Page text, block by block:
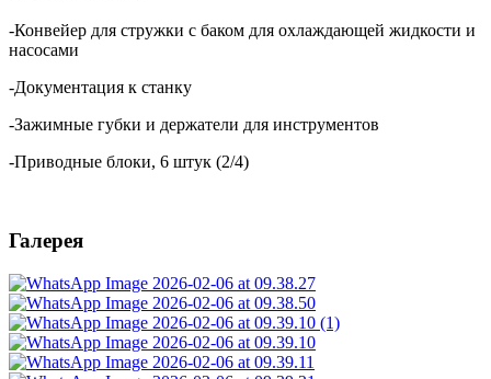
-Конвейер для стружки с баком для охлаждающей жидкости и
насосами
-Документация к станку
-Зажимные губки и держатели для инструментов
-Приводные блоки, 6 штук (2/4)
Галерея